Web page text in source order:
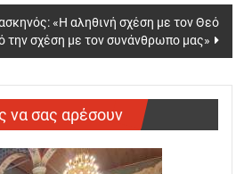
«Η αληθινή σχέση με τον Θεό
την σχέση με τον συνάνθρωπο μας»
να σας αρέσουν